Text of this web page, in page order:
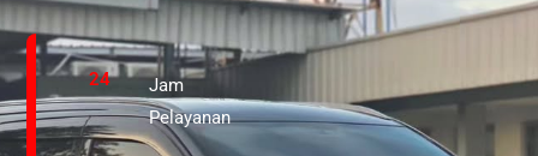
24
Jam
Pelayanan